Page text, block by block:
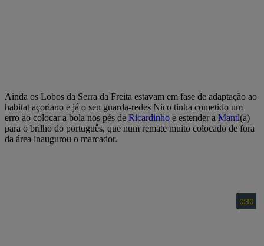
Ainda os Lobos da Serra da Freita estavam em fase de adaptação ao
habitat açoriano e já o seu guarda-redes Nico tinha cometido um
erro ao colocar a bola nos pés de Ricardinho e estender a Mantl(a)
para o brilho do português, que num remate muito colocado de fora
da área inaugurou o marcador.